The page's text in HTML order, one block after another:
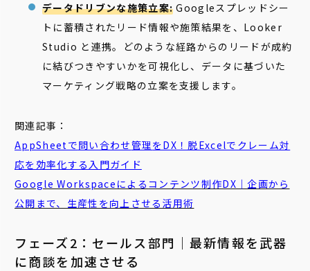
データドリブンな施策立案: Googleスプレッドシー
トに蓄積されたリード情報や施策結果を、Looker
Studio と連携。どのような経路からのリードが成約
に結びつきやすいかを可視化し、データに基づいた
マーケティング戦略の立案を支援します。
関連記事：
AppSheetで問い合わせ管理をDX！脱Excelでクレーム対
応を効率化する入門ガイド
Google Workspaceによる コンテンツ制作DX｜企画から
公開まで、生産性を向上させる活用術
フェーズ2：セールス部門｜最新情報を武器
に商談を加速させる